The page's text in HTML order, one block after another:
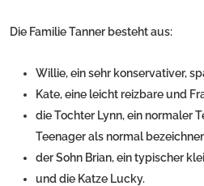
Die Familie Tanner besteht aus:
Willie, ein sehr konservativer,
Kate, eine leicht reizbare und
die Tochter Lynn, ein normaler
Teenager als normal
der Sohn Brian, ein typischer
und die Katze Lucky.